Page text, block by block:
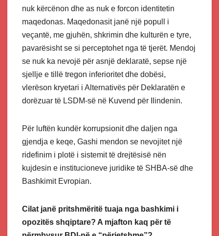
nuk kërcënon dhe as nuk e forcon identitetin
maqedonas. Maqedonasit janë një popull i
veçantë, me gjuhën, shkrimin dhe kulturën e tyre,
pavarësisht se si perceptohet nga të tjerët. Mendoj
se nuk ka nevojë për asnjë deklaratë, sepse një
sjellje e tillë tregon inferioritet dhe dobësi,
vlerëson kryetari i Alternativës për Deklaratën e
dorëzuar të LSDM-së në Kuvend për Ilindenin.
Për luftën kundër korrupsionit dhe daljen nga
gjendja e keqe, Gashi mendon se nevojitet një
ridefinim i plotë i sistemit të drejtësisë nën
kujdesin e institucioneve juridike të SHBA-së dhe
Bashkimit Evropian.
Cilat janë pritshmëritë tuaja nga bashkimi i
opozitës shqiptare? A mjafton kaq për të